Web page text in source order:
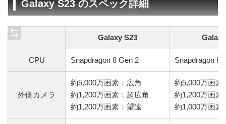
Galaxy S23 のスペック詳細
Galaxy S23
CPU Snapdragon 8 Gen 2 Snapdragon 8
外側カメラ
約5,000万画素：広角
約1,200万画素：超広角
約1,200万画素：望遠
約5,000万画素
約1,200万画素
約1,000万画素